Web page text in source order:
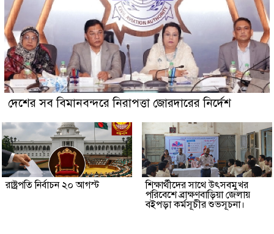
দেশের সব বিমানবন্দরে নিরাপত্তা জোরদারের নির্দেশ
রাষ্ট্রপতি নির্বাচন ২০ আগস্ট
শিক্ষার্থীদের সাথে উৎসবমুখর
পরিবেশে ব্রাক্ষণবাড়িয়া জেলায়
বইপড়া কর্মসূচীর শুভসূচনা।